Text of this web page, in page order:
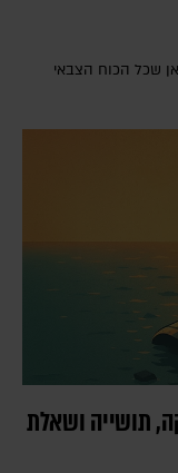
שכל הכוח הצבאי
תושייה ושאלת